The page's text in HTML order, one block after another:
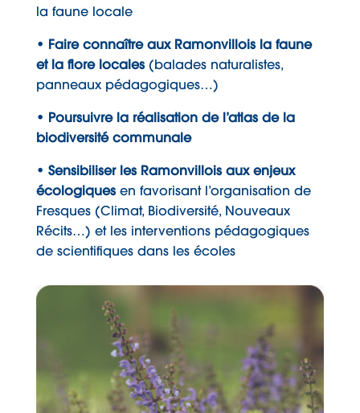
la faune locale
• Faire connaître aux Ramonvillois la faune
et la flore locales(balades naturalistes,
panneaux pédagogiques…)
• Poursuivre la réalisation de l’atlas de la
biodiversité communale
• Sensibiliser les Ramonvillois aux enjeux
écologiquesen favorisant l’organisation de
Fresques (Climat, Biodiversité, Nouveaux
Récits…) et les interventions pédagogiques
de scientifiques dans les écoles